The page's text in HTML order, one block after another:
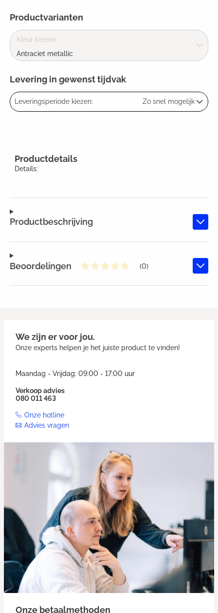
Productvarianten
Kleur kiezen:
Antraciet metallic
Levering in gewenst tijdvak
Leveringsperiode kiezen: Zo snel mogelijk
Productbeschrijving
Beoordelingen
(0)
Productdetails
Details:
We zijn er voor jou.
Onze experts helpen je het juiste product te vinden!
Maandag - Vrijdag: 09:00 - 17:00 uur
Verkoop advies
080 011 463
Onze hotline
Advies vragen
Onze betaalmethoden